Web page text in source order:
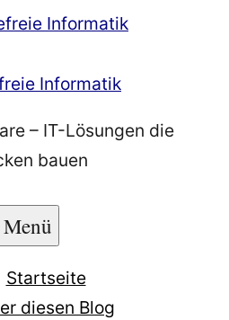
Informatik
– IT-Lösungen die
bauen
Menü
Startseite
diesen Blog